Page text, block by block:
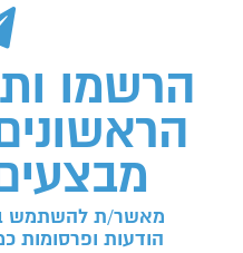
הרשמו
מאשר/ת להשתמש
הודעות ופרסומות